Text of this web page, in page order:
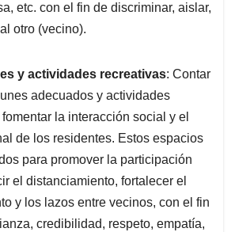
etc. con el fin de discriminar, aislar,
otro (vecino).
y actividades recreativas: Contar
adecuados y actividades
la interacción social y el
de los residentes. Estos espacios
para promover la participación
el distanciamiento, fortalecer el
y los lazos entre vecinos, con el fin
credibilidad, respeto, empatía,